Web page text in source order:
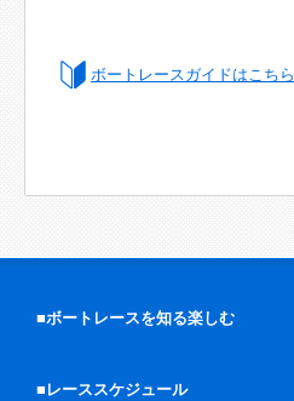
ボートレースガイドはこちら
■ボートレースを知る楽しむ
■レーススケジュール